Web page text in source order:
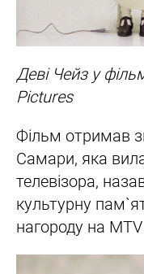
Деві Чейз у
Pictures
Фільм отримав
Самари, яка
телевізора,
культурну
нагороду на